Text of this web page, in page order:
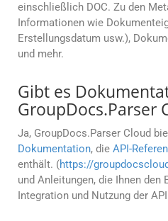
einschließlich DOC. Zu den
Informationen wie
Erstellungsdatum usw.),
und mehr.
Gibt es
GroupDocs.Parser
Ja, GroupDocs.Parser Cloud
Dokumentation, die API-
enthält. (https://
und Anleitungen, die Ihnen
Integration und Nutzung der